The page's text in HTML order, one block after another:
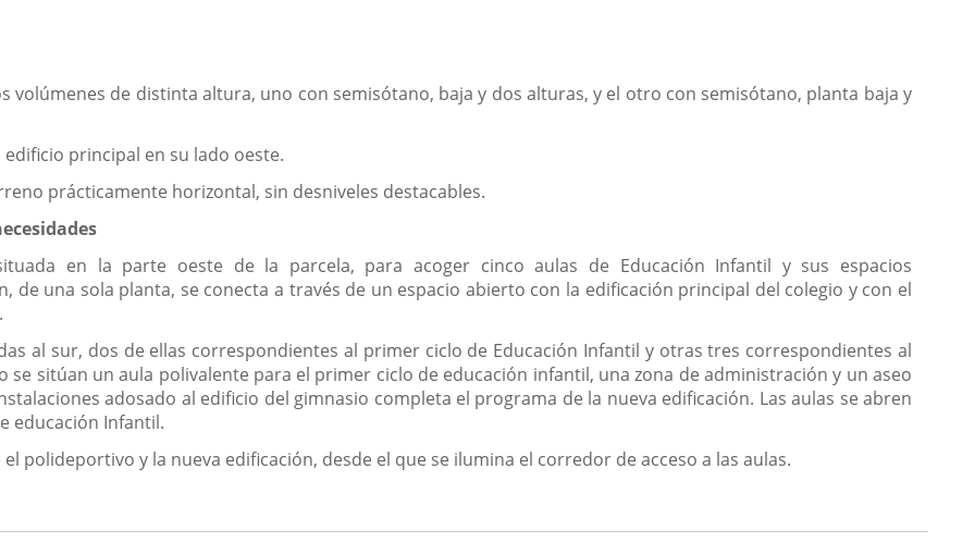
volúmenes de distinta altura, uno con semisótano, baja y dos alturas, y el otro con semisótano, planta baja y
principal en su lado oeste.
prácticamente horizontal, sin desniveles destacables.
en la parte oeste de la parcela, para acoger cinco aulas de Educación Infantil y sus espacios
de una sola planta, se conecta a través de un espacio abierto con la edificación principal del colegio y con el
al sur, dos de ellas correspondientes al primer ciclo de Educación Infantil y otras tres correspondientes al
se sitúan un aula polivalente para el primer ciclo de educación infantil, una zona de administración y un aseo
adosado al edificio del gimnasio completa el programa de la nueva edificación. Las aulas se abren
educación Infantil.
polideportivo y la nueva edificación, desde el que se ilumina el corredor de acceso a las aulas.